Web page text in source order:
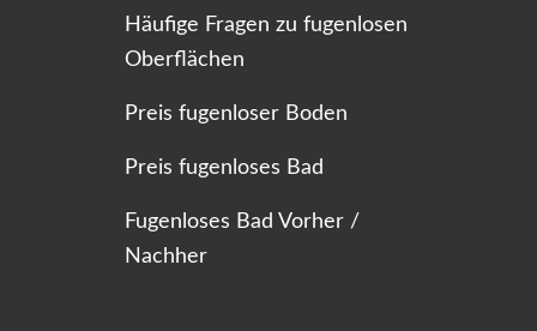
Häufige Fragen zu fugenlosen
Oberflächen
Preis fugenloser Boden
Preis fugenloses Bad
Fugenloses Bad Vorher /
Nachher